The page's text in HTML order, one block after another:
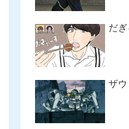
だ
ザウ